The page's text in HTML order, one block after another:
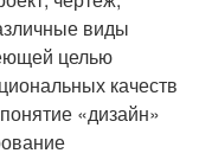
виды
целью
качеств
«дизайн»